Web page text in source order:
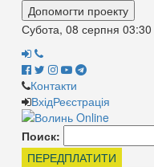
Допомогти проекту
Субота, 08 серпня 03:30
Контакти
ВхідРеєстрація
Поиск:
ПЕРЕДПЛАТИТИ